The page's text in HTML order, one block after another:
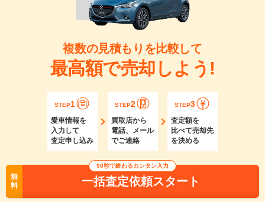
複数の見積もりを比較して
最高額で売却しよう!
STEP1
愛車情報を
入力して
査定申し込み
STEP2
買取店から
電話、メール
でご連絡
STEP3
査定額を
比べて売却先
を決める
無
料
90秒で終わるカンタン入力
一括査定依頼スタート